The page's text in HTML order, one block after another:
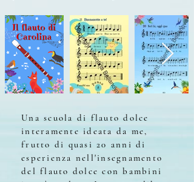
Una scuola di flauto dolce
interamente ideata da me,
frutto di quasi 20 anni di
esperienza nell'insegnamento
del flauto dolce con bambini